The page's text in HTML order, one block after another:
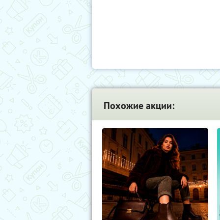
Похожие акции: